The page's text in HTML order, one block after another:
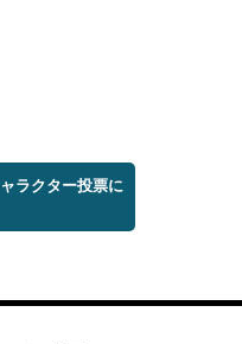
ラクター投票に